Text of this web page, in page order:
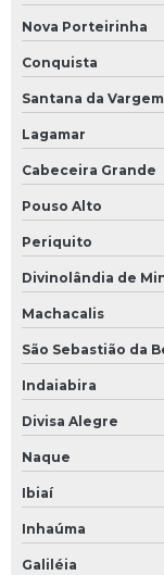
Nova Porteirinha
Conquista
Santana da Vargem
Lagamar
Cabeceira Grande
Pouso Alto
Periquito
Divinolândia de
Machacalis
São Sebastião da
Indaiabira
Divisa Alegre
Naque
Ibiaí
Inhaúma
Galiléia